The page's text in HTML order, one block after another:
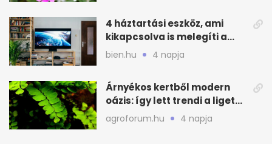
4 háztartási eszköz, ami
kikapcsolva is melegíti a
lakást
bien.hu 4 napja
Árnyékos kertből modern
oázis: így lett trendi a ligetes
zöld
agroforum.hu 4 napja